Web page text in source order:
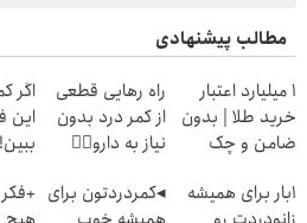
مطالب پیشنهادی
۱ میلیارد اعتبار
خرید طلا | بدون
ضامن و چک
راه رهایی قطعی
از کمر درد بدون
نیاز به دارو👈🏻
اگر
این
ببین!
پر
1بار برای همیشه
◂کمردردتون برای